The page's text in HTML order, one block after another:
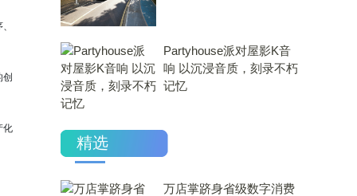
化
Partyhouse派对屋影K音
响 以沉浸音质，刻录不朽
记忆
精选
万店掌跻身省级数字消费